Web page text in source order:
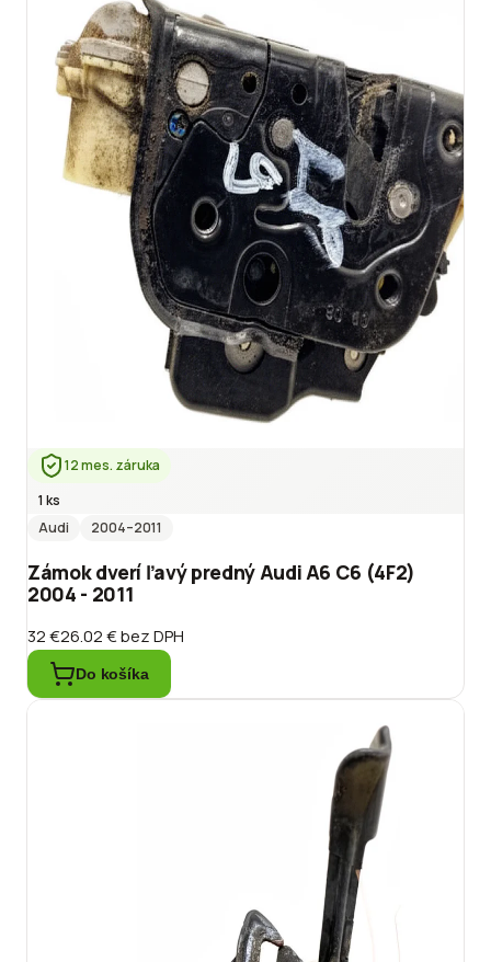
12 mes. záruka
1 ks
Audi
2004–2011
Zámok dverí ľavý predný Audi A6 C6 (4F2)
2004 - 2011
32 €26.02 €bez DPH
Do košíka